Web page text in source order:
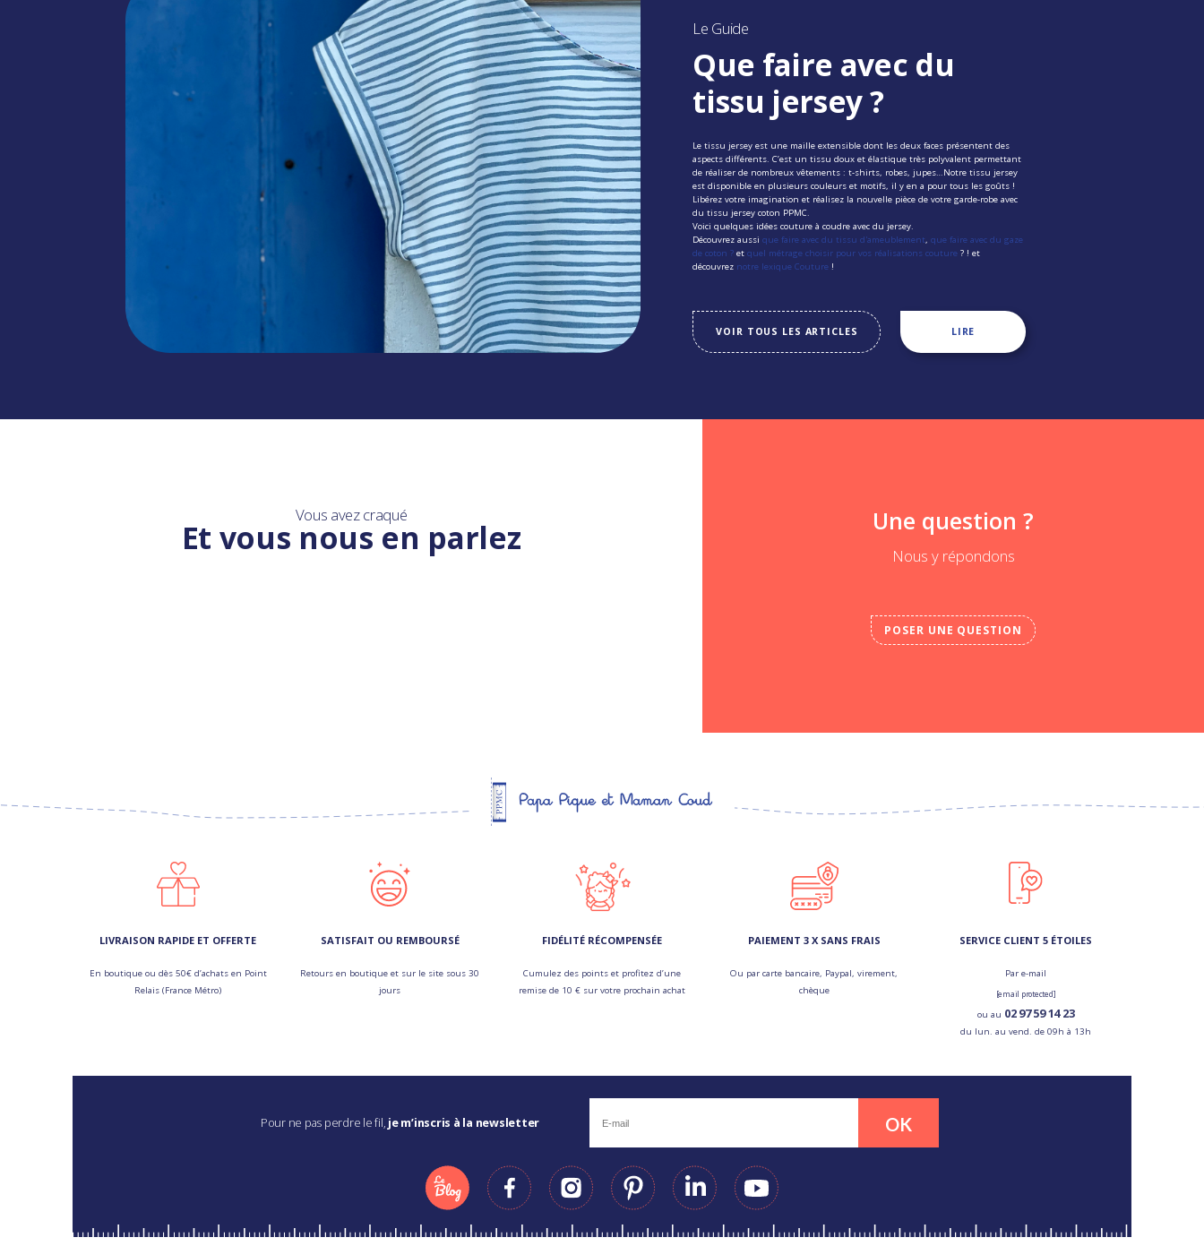
Le Guide
Que faire avec du
tissu jersey ?
Le tissu jersey est une maille extensible dont les deux faces présentent des
aspects différents. C’est un tissu doux et élastique très polyvalent permettant
de réaliser de nombreux vêtements : t-shirts, robes, jupes…Notre tissu jersey
est disponible en plusieurs couleurs et motifs, il y en a pour tous les goûts !
Libérez votre imagination et réalisez la nouvelle pièce de votre garde-robe avec
du tissu jersey coton PPMC.
Voici quelques idées couture à coudre avec du jersey.
Découvrez aussique faire avec du tissu d'ameublement,que faire avec du gaze
de coton ? etquel métrage choisir pour vos réalisations couture ? ! et
découvrez notre lexique Couture !
VOIR TOUS LES ARTICLES LIRE
Vous avez craqué
Et vous nous en parlez Une question ?
Nous y répondons
POSER UNE QUESTION
LIVRAISON RAPIDE ET OFFERTE
En boutique ou dès 50€ d’achats en Point
Relais (France Métro)
SATISFAIT OU REMBOURSÉ
Retours en boutique et sur le site sous 30
jours
FIDÉLITÉ RÉCOMPENSÉE
Cumulez des points et profitez d’une
remise de 10 € sur votre prochain achat
PAIEMENT 3 X SANS FRAIS
Ou par carte bancaire, Paypal, virement,
chèque
SERVICE CLIENT 5 ÉTOILES
Par e-mail
[email protected]
ou au 02 97 59 14 23
du lun. au vend. de 09h à 13h
Pour ne pas perdre le fil, je m’inscris à la newsletter OK